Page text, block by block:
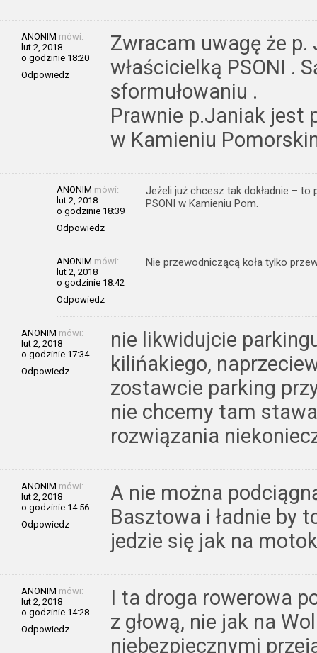
ANONIM mówi:
lut 2, 2018
o godzinie 18:20
Odpowiedz
Zwracam uwagę że
właścicielką PSONI .
sformułowaniu .
Prawnie p.Janiak jest
w Kamieniu
ANONIM mówi:
lut 2, 2018
o godzinie 18:39
Odpowiedz
Jeżeli już chcesz tak dokładnie –
PSONI w Kamieniu Pom.
ANONIM mówi:
lut 2, 2018
o godzinie 18:42
Odpowiedz
Nie przewodniczącą koła tylko
ANONIM mówi:
lut 2, 2018
o godzinie 17:34
Odpowiedz
nie likwidujcie
kilińakiego,
zostawcie parking
nie chcemy tam
rozwiązania
ANONIM mówi:
lut 2, 2018
o godzinie 14:56
Odpowiedz
A nie można
Basztowa i ładnie by
jedzie się jak na
ANONIM mówi:
lut 2, 2018
o godzinie 14:28
Odpowiedz
I ta droga rowerowa
z głową, nie jak na
niebezpiecznymi